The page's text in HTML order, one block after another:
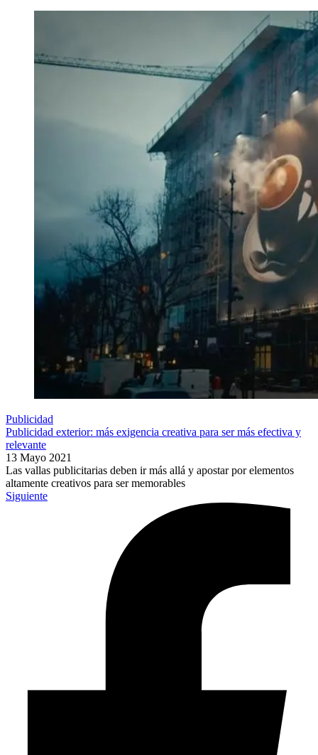
Publicidad
Publicidad exterior: más exigencia creativa para ser más efectiva y
relevante
13 Mayo 2021
Las vallas publicitarias deben ir más allá y apostar por elementos
altamente creativos para ser memorables
Siguiente